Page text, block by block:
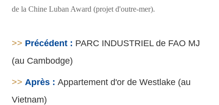
de la Chine Luban Award (projet d'outre-mer).
>> Précédent : PARC INDUSTRIEL de FAO MJ
(au Cambodge)
>> Après : Appartement d'or de Westlake (au
Vietnam)